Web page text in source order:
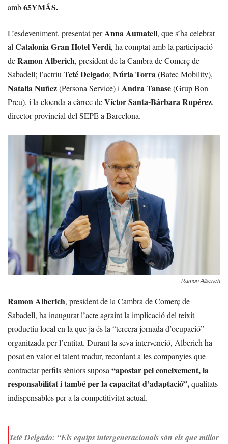
amb65YMÁS.
L’esdeveniment, presentat perAnna Aumatell, que s’ha celebrat
alCatalonia Gran Hotel Verdi, ha comptat amb la participació
deRamon Alberich, president de la Cambra de Comerç de
Sabadell; l’actriuTeté Delgado;Núria Torra(Batec Mobility),
Natalia Nuñez(Persona Service) iAndra Tanase(Grup Bon
Preu), i la cloenda a càrrec deVíctor Santa-Bárbara Rupérez,
director provincial del SEPE a Barcelona.
Ramon Alberich
Ramon Alberich, president de la Cambra de Comerç de
Sabadell, ha inaugurat l’acte agraint la implicació del teixit
productiu local en la que ja és la “tercera jornada d’ocupació”
organitzada per l’entitat. Durant la seva intervenció, Alberich ha
posat en valor el talent madur, recordant a les companyies que
contractar perfils sèniors suposa“apostar pel coneixement, la
responsabilitat i també per la capacitat d’adaptació”,qualitats
indispensables per a la competitivitat actual.
Teté Delgado: “Els equips intergeneracionals són els que millor